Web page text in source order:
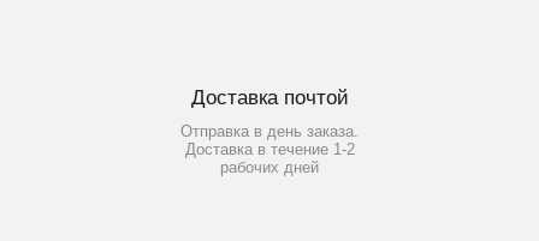
Доставка почтой
Отправка в день заказа.
Доставка в течение 1-2
рабочих дней